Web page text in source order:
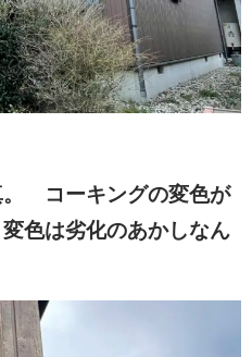
コーキングの変色が
色は劣化のあかしなん